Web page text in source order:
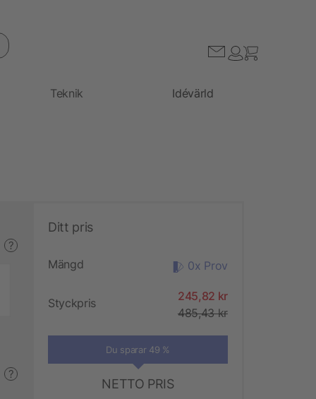
Teknik Idévärld
?
?
Ditt pris
Mängd 0x Prov
Styckpris
245,82 kr
485,43 kr
Du sparar 49 %
NETTO PRIS